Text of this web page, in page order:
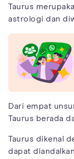
Taurus
astrologi dan
Dari empat
Taurus berada
Taurus dikenal
dapat